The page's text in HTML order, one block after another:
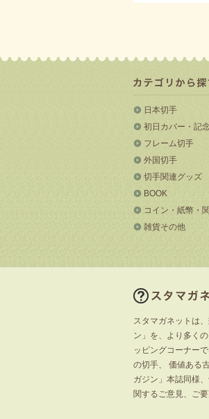
日本切手
初日カバー・記
フレーム切手
外国切手
切手関連グッズ
BOOK
コイン・紙幣・
雑貨その他
スタマガネットは
ン」を、より多く
ッピングコーナー
の切手、 価値ある
ガジン」本誌同様
関するご意見、ご